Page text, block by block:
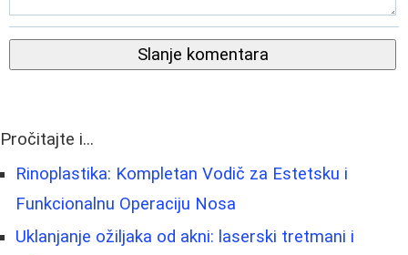
Slanje komentara
Pročitajte i...
Rinoplastika: Kompletan Vodič za Estetsku i
Funkcionalnu Operaciju Nosa
Uklanjanje ožiljaka od akni: laserski tretmani i